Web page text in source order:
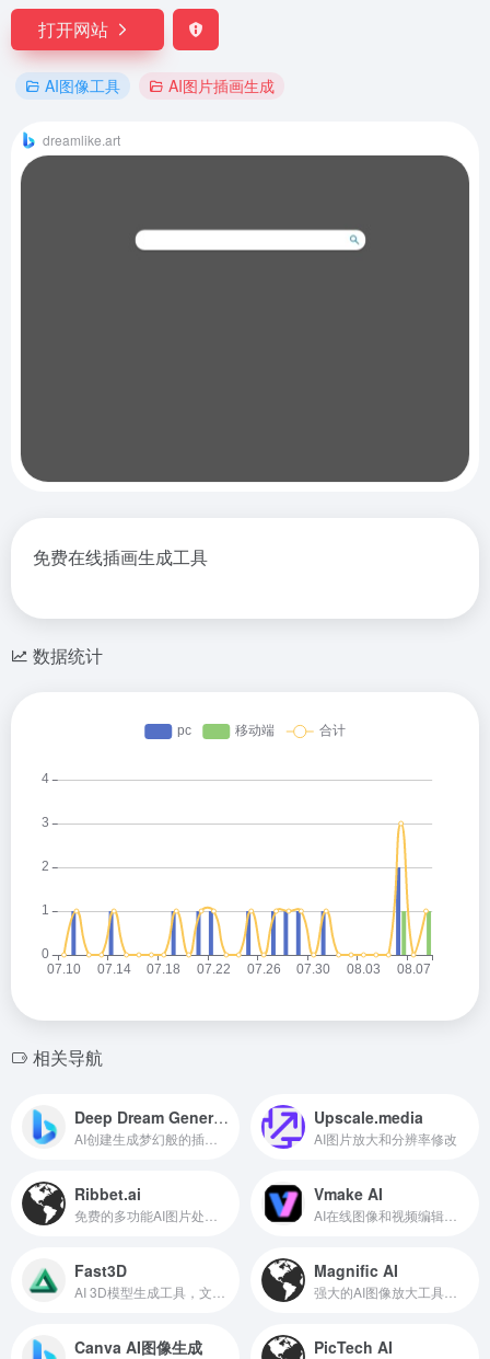
打开网站
AI图像工具 AI图片插画生成
dreamlike.art
免费在线插画生成工具
数据统计
相关导航
Deep Dream Generator Upscale.media
AI图片放大和分辨率修改
Ribbet.ai Vmake AI
Fast3D Magnific AI
Canva AI图像生成 PicTech AI